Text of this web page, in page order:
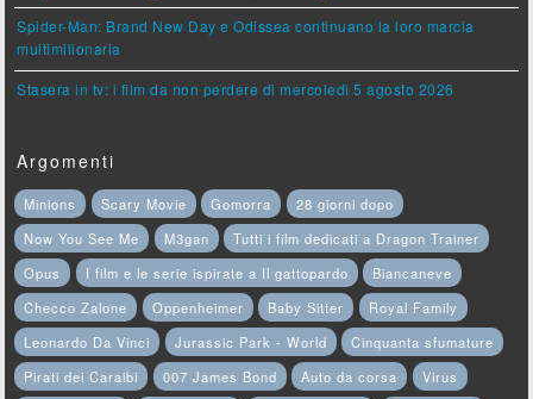
Spider-Man: Brand New Day e Odissea continuano la loro marcia
multimilionaria
Stasera in tv: i film da non perdere di mercoledì 5 agosto 2026
Argomenti
Minions Scary Movie Gomorra
28 giorni dopo
Now You See Me
M3gan
Tutti i film dedicati a Dragon Trainer
Opus
I film e le serie ispirate a Il gattopardo
Biancaneve
Checco Zalone
Oppenheimer Baby Sitter
Royal Family
Leonardo Da Vinci
Jurassic Park - World
Cinquanta sfumature
Pirati dei Caraibi
007 James Bond Auto da corsa
Virus